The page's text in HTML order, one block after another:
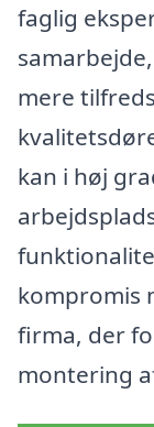
faglig
mere
kan i høj
kompromis
firma, der
montering